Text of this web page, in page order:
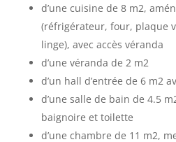
d’une cuisine de 8 m2,
(réfrigérateur, four, plaque
linge), avec accès véranda
d’une véranda de 2 m2
d’un hall d’entrée de 6 m2
d’une salle de bain de 4.5
baignoire et toilette
d’une chambre de 11 m2,